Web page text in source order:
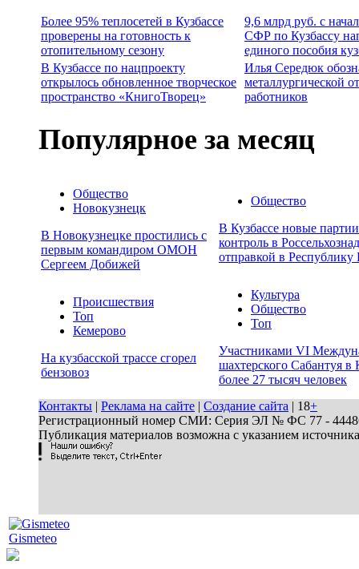
Более 95% теплосетей в Кузбассе
проверены на готовность к
отопительному сезону
9,6 млрд руб. с
СФР по Кузбассу
единого пособия
В Кузбассе по нацпроекту
открылось обновленное творческое
пространство «КнигоТворец»
Илья Середюк
металлургической
работников
Популярное за месяц
Общество
Новокузнецк
В Новокузнецке простились с
первым командиром ОМОН
Сергеем Добижей
Общество
В Кузбассе новые
контроль в
отправкой в Республику
Происшествия
Топ
Кемерово
На кузбасской трассе сгорел
бензовоз
Культура
Общество
Топ
Участниками VI
шахтерского Сабантуя в
более 27 тысяч человек
Контакты | Реклама на сайте | Создание сайта | 18+
Регистрационный номер СМИ: Серия ЭЛ № ФС 77 - 44486
Публикация материалов возможна с указанием
Gismeteo